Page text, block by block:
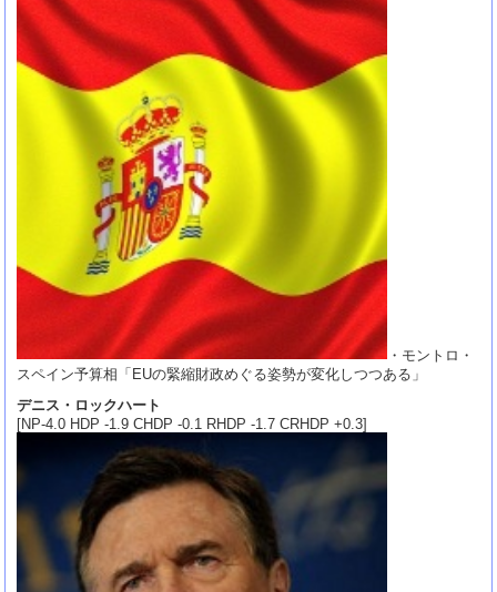
・モントロ・
スペイン予算相「EUの緊縮財政めぐる姿勢が変化しつつある」
デニス・ロックハート
[NP-4.0 HDP -1.9 CHDP -0.1 RHDP -1.7 CRHDP +0.3]